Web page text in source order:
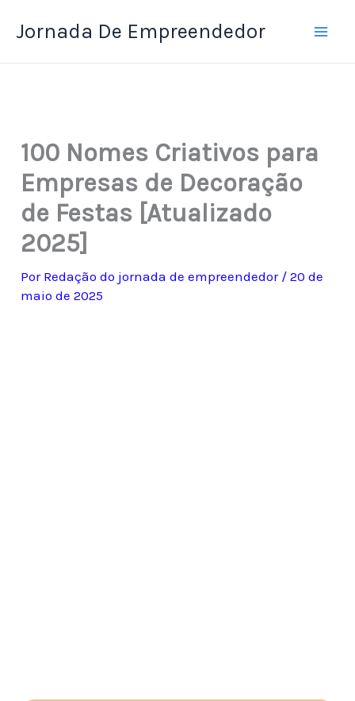
paraJornada De Empreendedor
100 Nomes Criativos para
Empresas de Decoração
de Festas [Atualizado
2025]
Por Redação do jornada de empreendedor /20 de
maio de 2025